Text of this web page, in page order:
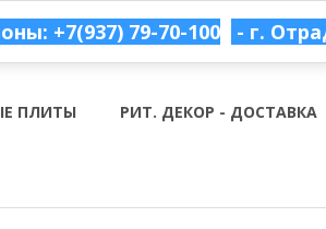
+7(937) 79-70-100 - г.
ПЛИТЫ РИТ. ДЕКОР - ДОСТАВКА